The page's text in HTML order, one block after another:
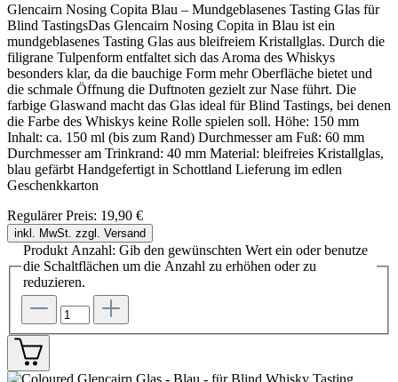
Glencairn Nosing Copita Blau – Mundgeblasenes Tasting Glas für
Blind TastingsDas Glencairn Nosing Copita in Blau ist ein
mundgeblasenes Tasting Glas aus bleifreiem Kristallglas. Durch die
filigrane Tulpenform entfaltet sich das Aroma des Whiskys
besonders klar, da die bauchige Form mehr Oberfläche bietet und
die schmale Öffnung die Duftnoten gezielt zur Nase führt. Die
farbige Glaswand macht das Glas ideal für Blind Tastings, bei denen
die Farbe des Whiskys keine Rolle spielen soll. Höhe: 150 mm
Inhalt: ca. 150 ml (bis zum Rand) Durchmesser am Fuß: 60 mm
Durchmesser am Trinkrand: 40 mm Material: bleifreies Kristallglas,
blau gefärbt Handgefertigt in Schottland Lieferung im edlen
Geschenkkarton
Regulärer Preis: 19,90 €
inkl. MwSt. zzgl. Versand
Produkt Anzahl: Gib den gewünschten Wert ein oder benutze
die Schaltflächen um die Anzahl zu erhöhen oder zu
reduzieren.